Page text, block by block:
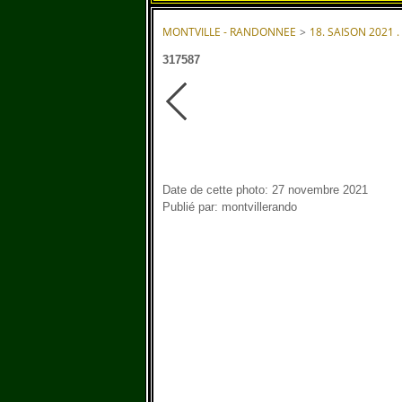
MONTVILLE - RANDONNEE > 18. SAISON 2021
317587
Date de cette photo: 27 novembre 2021
Publié par: montvillerando